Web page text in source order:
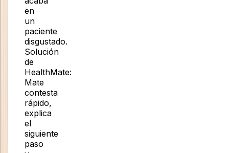
en
un
paciente
disgustado.
Solución
de
HealthMate:
Mate
contesta
rápido,
explica
el
siguiente
paso